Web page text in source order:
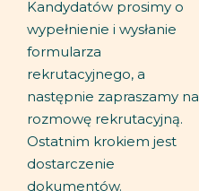
Kandydatów prosimy o
wypełnienie i wysłanie
formularza
rekrutacyjnego, a
następnie zapraszamy na
rozmowę rekrutacyjną.
Ostatnim krokiem jest
dostarczenie
dokumentów.